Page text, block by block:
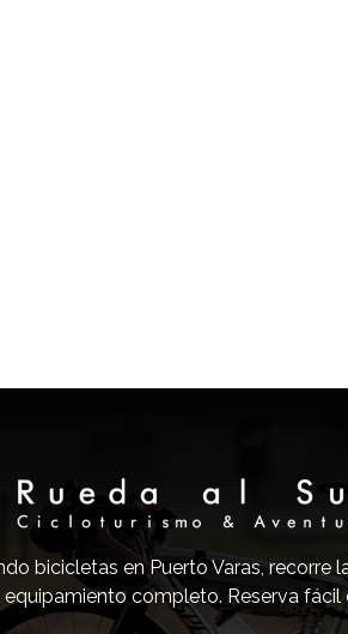
bicicletas en Puerto Varas, recorre
equipamiento completo. Reserva fácil